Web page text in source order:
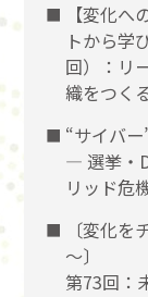
【変化
トから学
回）：リ
織をつく
“サイバ
― 選挙・
リッド危
〔変化
〜〕
第73回：